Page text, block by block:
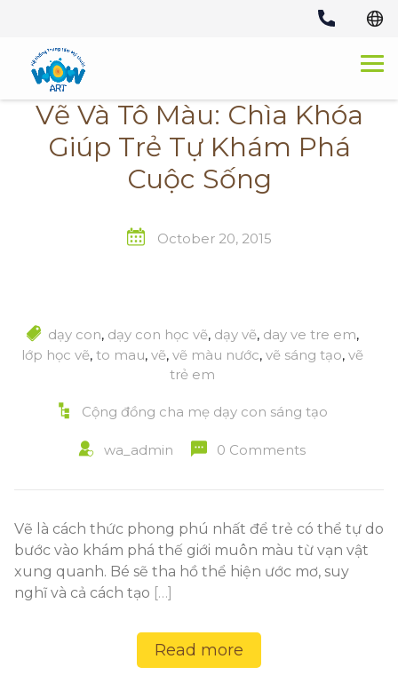
content
Vẽ Và Tô Màu: Chìa Khóa
Giúp Trẻ Tự Khám Phá
Cuộc Sống
October 20, 2015
dạy con, dạy con học vẽ, dạy vẽ, day ve tre em,
lớp học vẽ, to mau, vẽ, vẽ màu nước, vẽ sáng tạo, vẽ
trẻ em
Cộng đồng cha mẹ dạy con sáng tạo
wa_admin 0 Comments
Vẽ là cách thức phong phú nhất để trẻ có thể tự do
bước vào khám phá thế giới muôn màu từ vạn vật
xung quanh. Bé sẽ tha hồ thể hiện ước mơ, suy
nghĩ và cả cách tạo […]
Read more